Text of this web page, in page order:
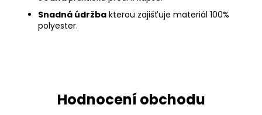
Snadná údržba kterou zajišťuje materiál 100%
polyester.